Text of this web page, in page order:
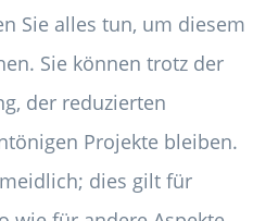
Sie alles tun, um diesem
Sie können trotz der
der reduzierten
Projekte bleiben.
dies gilt für